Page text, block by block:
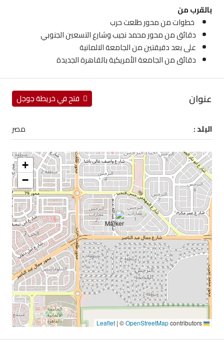
بالقرب من
خطوات من محور طلعت حرب
دقائق من محور محمد نجيب وشارع التسعين الجنوبي
على بعد دقيقتين من الجامعة الالمانية
دقائق من الجامعة الأمريكية بالقاهرة الجديدة
عنوان فتح في خريطة جوجل
البلد : مصر
+
−
| ©OpenStreetMapcontributors